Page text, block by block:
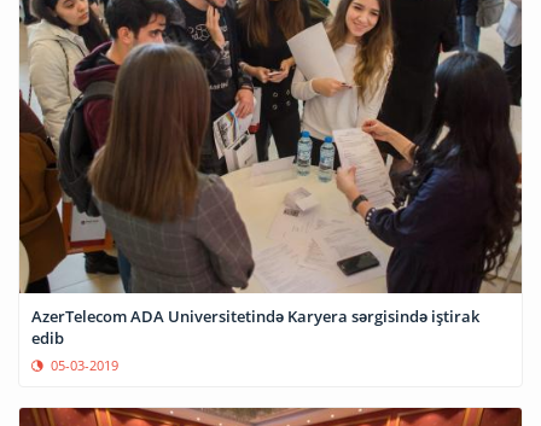
AzerTelecom ADA Universitetində Karyera sərgisində iştirak
edib
05-03-2019